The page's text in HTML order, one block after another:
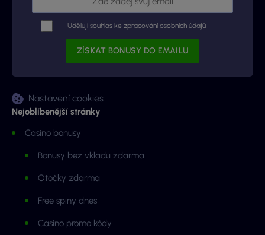
Uděluji souhlas ke zpracování osobních údajů
Nastavení cookies
Nejoblíbenější stránky
Casino bonusy
Bonusy bez vkladu zdarma
Otočky zdarma
Free spiny dnes
Casino promo kódy